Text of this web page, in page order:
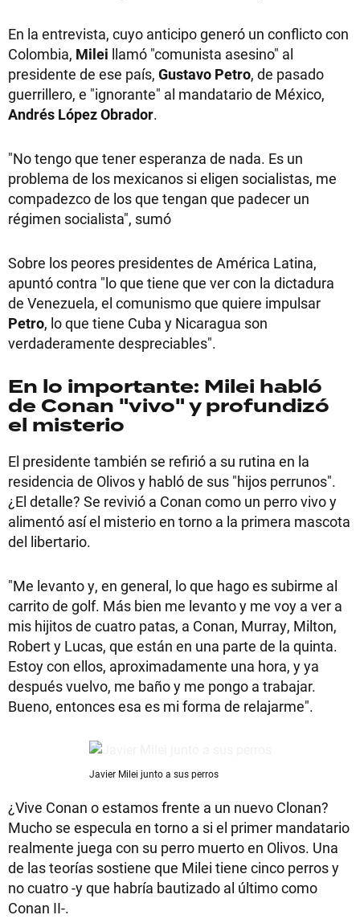
En la entrevista, cuyo anticipo generó un conflicto con
Colombia, Milei llamó "comunista asesino" al
presidente de ese país, Gustavo Petro, de pasado
guerrillero, e "ignorante" al mandatario de México,
Andrés López Obrador.
"No tengo que tener esperanza de nada. Es un
problema de los mexicanos si eligen socialistas, me
compadezco de los que tengan que padecer un
régimen socialista", sumó
Sobre los peores presidentes de América Latina,
apuntó contra "lo que tiene que ver con la dictadura
de Venezuela, el comunismo que quiere impulsar
Petro, lo que tiene Cuba y Nicaragua son
verdaderamente despreciables".
En lo importante: Milei habló
de Conan "vivo" y profundizó
el misterio
El presidente también se refirió a su rutina en la
residencia de Olivos y habló de sus "hijos perrunos".
¿El detalle? Se revivió a Conan como un perro vivo y
alimentó así el misterio en torno a la primera mascota
del libertario.
"Me levanto y, en general, lo que hago es subirme al
carrito de golf. Más bien me levanto y me voy a ver a
mis hijitos de cuatro patas, a Conan, Murray, Milton,
Robert y Lucas, que están en una parte de la quinta.
Estoy con ellos, aproximadamente una hora, y ya
después vuelvo, me baño y me pongo a trabajar.
Bueno, entonces esa es mi forma de relajarme".
Javier Milei junto a sus perros
¿Vive Conan o estamos frente a un nuevo Clonan?
Mucho se especula en torno a si el primer mandatario
realmente juega con su perro muerto en Olivos. Una
de las teorías sostiene que Milei tiene cinco perros y
no cuatro -y que habría bautizado al último como
Conan II-.